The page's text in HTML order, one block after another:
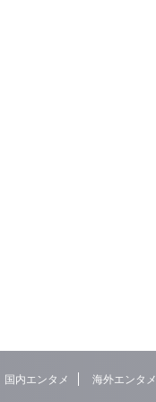
国内エンタメ 海外エンタメ